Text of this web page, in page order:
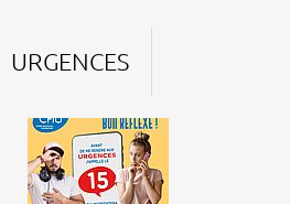
URGENCES